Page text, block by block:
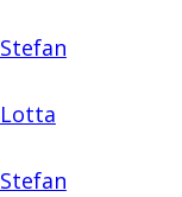
Stefan
Lotta
Stefan